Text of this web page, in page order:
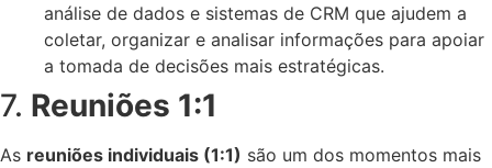
análise de dados e sistemas de CRM que ajudem a
coletar, organizar e analisar informações para apoiar
a tomada de decisões mais estratégicas.
7. Reuniões 1:1
As reuniões individuais (1:1) são um dos momentos mais